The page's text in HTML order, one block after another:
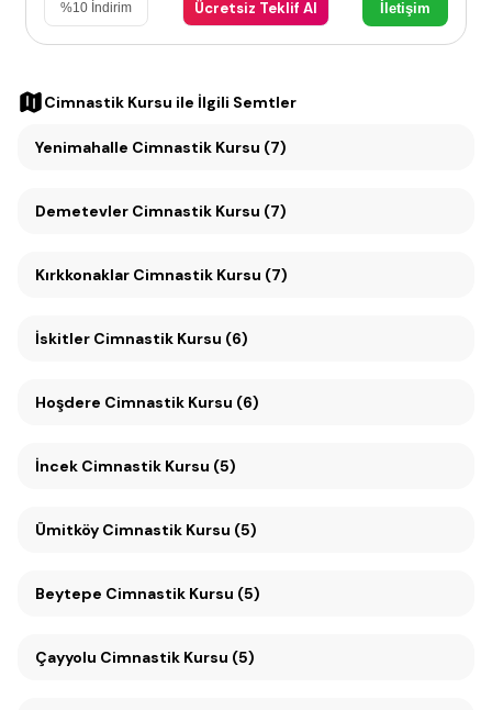
%10 İndirim Ücretsiz Teklif Al İletişim
Cimnastik Kursu ile İlgili Semtler
Yenimahalle Cimnastik Kursu (7)
Demetevler Cimnastik Kursu (7)
Kırkkonaklar Cimnastik Kursu (7)
İskitler Cimnastik Kursu (6)
Hoşdere Cimnastik Kursu (6)
İncek Cimnastik Kursu (5)
Ümitköy Cimnastik Kursu (5)
Beytepe Cimnastik Kursu (5)
Çayyolu Cimnastik Kursu (5)